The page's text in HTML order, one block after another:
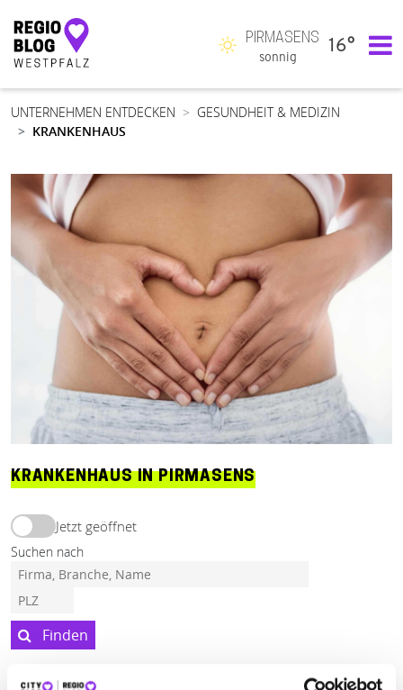
Hauptnavigation
PIRMASENS
sonnig
16°
UNTERNEHMEN ENTDECKEN
GESUNDHEIT & MEDIZIN
KRANKENHAUS
KRANKENHAUS IN PIRMASENS
Jetzt geöffnet
Suchen nach
Finden
ALLE PIRMASENS